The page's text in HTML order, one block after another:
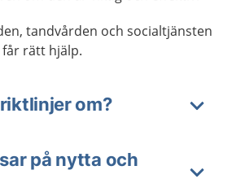
tandvården och socialtjänsten
rätt hjälp.
om?
på nytta och